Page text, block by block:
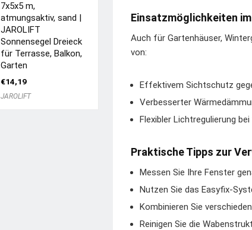
Einsatzmöglichkeiten
Auch für Gartenhäuser,
von:
Effektivem Sichtschutz
Verbesserter
Flexibler Lichtregulierung
Praktische Tipps zur
Messen Sie Ihre Fenster
Nutzen Sie das Easyfix-
Kombinieren Sie
Reinigen Sie die
7x5x5 m,
atmungsaktiv, sand |
JAROLIFT
Sonnensegel Dreieck
für Terrasse, Balkon,
Garten
€14,19
JAROLIFT